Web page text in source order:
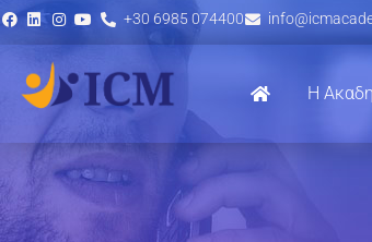
+30 6985 074400
Η